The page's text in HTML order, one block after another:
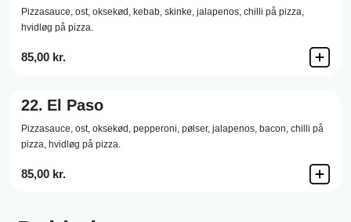
Pizzasauce, ost, oksekød, kebab, skinke, jalapenos, chilli på pizza,
hvidløg på pizza.
85,00 kr.
22. El Paso
Pizzasauce, ost, oksekød, pepperoni, pølser, jalapenos, bacon, chilli på
pizza, hvidløg på pizza.
85,00 kr.